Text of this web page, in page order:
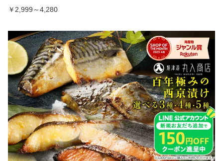
￥2,999～4,280